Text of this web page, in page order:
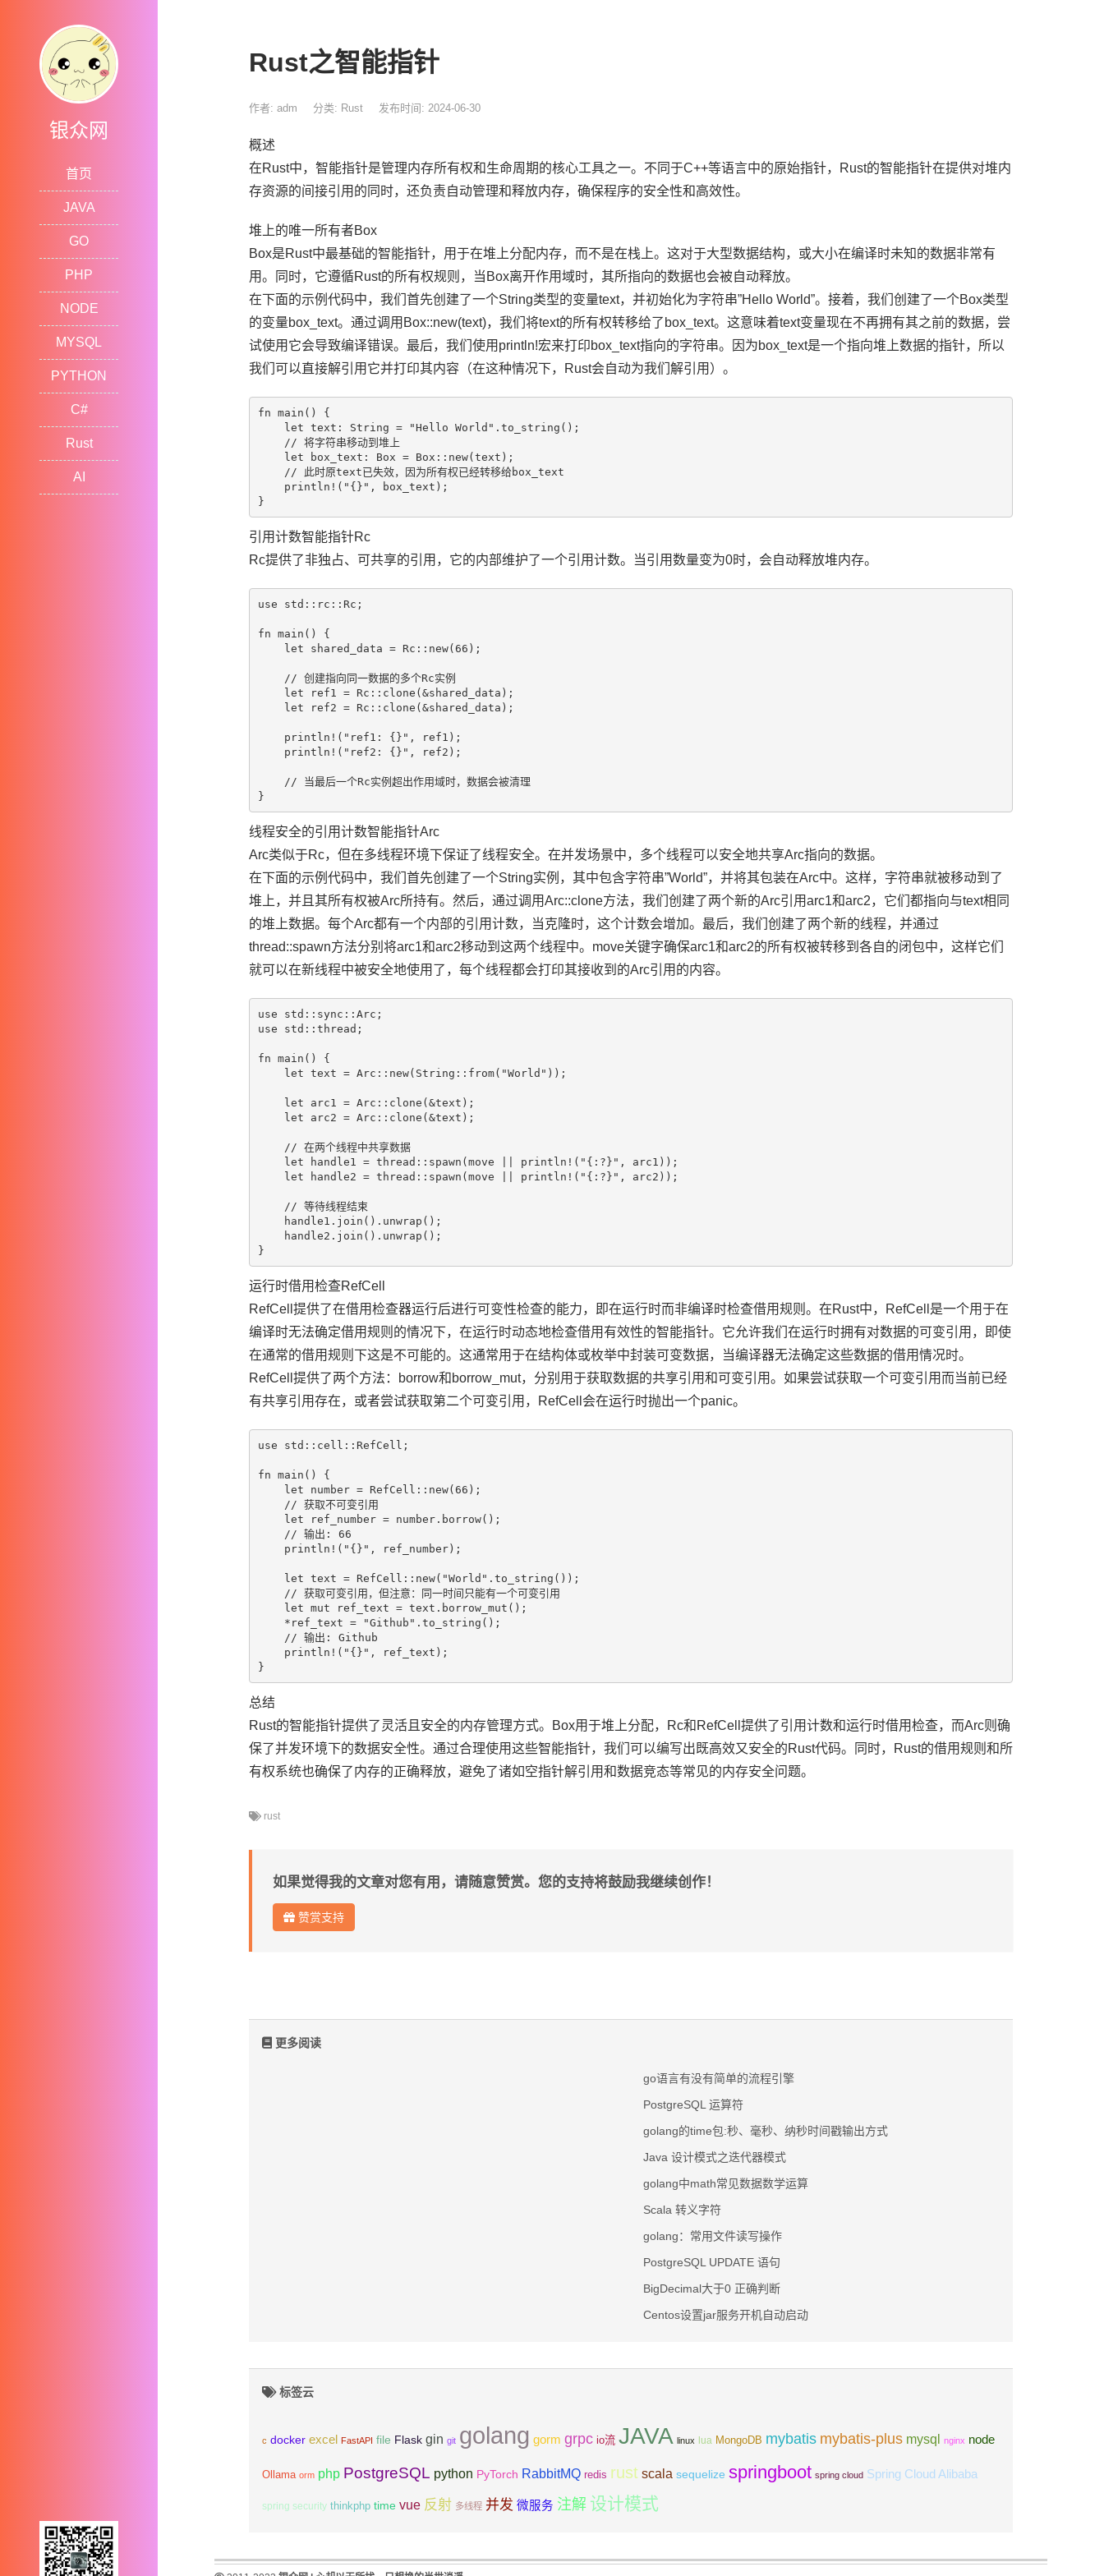
银众网
首页
JAVA
GO
PHP
NODE
MYSQL
PYTHON
C#
Rust
AI
Rust之智能指针
作者: adm 分类: Rust 发布时间: 2024-06-30
概述
在Rust中，智能指针是管理内存所有权和生命周期的核心工具之一。不同于C++等语言中的原始指针，Rust的智能指针在提供对堆内
存资源的间接引用的同时，还负责自动管理和释放内存，确保程序的安全性和高效性。
堆上的唯一所有者Box
Box是Rust中最基础的智能指针，用于在堆上分配内存，而不是在栈上。这对于大型数据结构，或大小在编译时未知的数据非常有
用。同时，它遵循Rust的所有权规则，当Box离开作用域时，其所指向的数据也会被自动释放。
在下面的示例代码中，我们首先创建了一个String类型的变量text，并初始化为字符串”Hello World”。接着，我们创建了一个Box类型
的变量box_text。通过调用Box::new(text)，我们将text的所有权转移给了box_text。这意味着text变量现在不再拥有其之前的数据，尝
试使用它会导致编译错误。最后，我们使用println!宏来打印box_text指向的字符串。因为box_text是一个指向堆上数据的指针，所以
我们可以直接解引用它并打印其内容（在这种情况下，Rust会自动为我们解引用）。
fn main() {
    let text: String = "Hello World".to_string();
    // 将字符串移动到堆上
    let box_text: Box
= Box::new(text);
    // 此时原text已失效，因为所有权已经转移给box_text
    println!("{}", box_text);
引用计数智能指针Rc
Rc提供了非独占、可共享的引用，它的内部维护了一个引用计数。当引用数量变为0时，会自动释放堆内存。
use std::rc::Rc;
fn main() {
    let shared_data = Rc::new(66);
    // 创建指向同一数据的多个Rc实例
    let ref1 = Rc::clone(&shared_data);
    let ref2 = Rc::clone(&shared_data);
    println!("ref1: {}", ref1);
    println!("ref2: {}", ref2);
    // 当最后一个Rc实例超出作用域时，数据会被清理
线程安全的引用计数智能指针Arc
Arc类似于Rc，但在多线程环境下保证了线程安全。在并发场景中，多个线程可以安全地共享Arc指向的数据。
在下面的示例代码中，我们首先创建了一个String实例，其中包含字符串”World”，并将其包装在Arc中。这样，字符串就被移动到了
堆上，并且其所有权被Arc所持有。然后，通过调用Arc::clone方法，我们创建了两个新的Arc引用arc1和arc2，它们都指向与text相同
的堆上数据。每个Arc都有一个内部的引用计数，当克隆时，这个计数会增加。最后，我们创建了两个新的线程，并通过
thread::spawn方法分别将arc1和arc2移动到这两个线程中。move关键字确保arc1和arc2的所有权被转移到各自的闭包中，这样它们
就可以在新线程中被安全地使用了，每个线程都会打印其接收到的Arc引用的内容。
use std::sync::Arc;
use std::thread;
fn main() {
    let text = Arc::new(String::from("World"));
    let arc1 = Arc::clone(&text);
    let arc2 = Arc::clone(&text);
    // 在两个线程中共享数据
    let handle1 = thread::spawn(move || println!("{:?}", arc1));
    let handle2 = thread::spawn(move || println!("{:?}", arc2));
    // 等待线程结束
    handle1.join().unwrap();
    handle2.join().unwrap();
运行时借用检查RefCell
RefCell 提供了在借用检查器运行后进行可变性检查的能力，即在运行时而非编译时检查借用规则。在Rust中，RefCell 是一个用于在
编译时无法确定借用规则的情况下，在运行时动态地检查借用有效性的智能指针。它允许我们在运行时拥有对数据的可变引用，即使
在通常的借用规则下这是不可能的。这通常用于在结构体或枚举中封装可变数据，当编译器无法确定这些数据的借用情况时。
RefCell 提供了两个方法：borrow和borrow_mut，分别用于获取数据的共享引用和可变引用。如果尝试获取一个可变引用而当前已经
有共享引用存在，或者尝试获取第二个可变引用，RefCell会在运行时抛出一个panic。
use std::cell::RefCell;
fn main() {
    let number = RefCell::new(66);
    // 获取不可变引用
    let ref_number = number.borrow();
    // 输出: 66
    println!("{}", ref_number);
    let text = RefCell::new("World".to_string());
    // 获取可变引用，但注意：同一时间只能有一个可变引用
    let mut ref_text = text.borrow_mut();
    *ref_text = "Github".to_string();
    // 输出: Github
    println!("{}", ref_text);
总结
Rust的智能指针提供了灵活且安全的内存管理方式。Box用于堆上分配，Rc和RefCell提供了引用计数和运行时借用检查，而Arc则确
保了并发环境下的数据安全性。通过合理使用这些智能指针，我们可以编写出既高效又安全的Rust代码。同时，Rust的借用规则和所
有权系统也确保了内存的正确释放，避免了诸如空指针解引用和数据竞态等常见的内存安全问题。
rust
如果觉得我的文章对您有用，请随意赞赏。您的支持将鼓励我继续创作！
赞赏支持
更多阅读
go语言有没有简单的流程引擎
PostgreSQL 运算符
golang的time包:秒、毫秒、纳秒时间戳输出方式
Java 设计模式之迭代器模式
golang中math常见数据数学运算
Scala 转义字符
golang：常用文件读写操作
PostgreSQL UPDATE 语句
BigDecimal大于0 正确判断
Centos设置jar服务开机自动启动
标签云
c docker excel FastAPI file Flask gin git golang gorm grpc io流 JAVA linux lua MongoDB mybatis mybatis-plus mysql nginx node
Ollama orm php PostgreSQL python PyTorch RabbitMQ redis rust scala sequelize springboot spring cloud Spring Cloud Alibaba
spring security thinkphp time vue 反射 多线程 并发 微服务 注解 设计模式